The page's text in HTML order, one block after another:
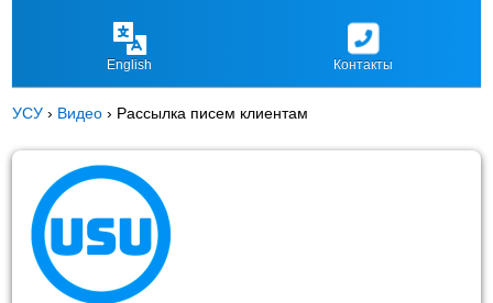
English Контакты
УСУ › Видео › Рассылка писем клиентам